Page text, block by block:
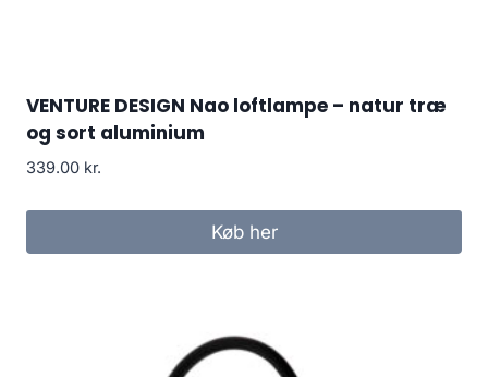
VENTURE DESIGN Nao loftlampe – natur træ
og sort aluminium
339.00 kr.
Køb her